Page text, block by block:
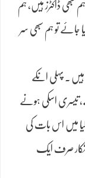
سبھی ڈاکٹرز ہیں، ہم
تو ہم سبھی سر
۔ پہلی انکے
تیسری اسکی ہونے
کیا میں اس بات کی
شکار صرف ایک